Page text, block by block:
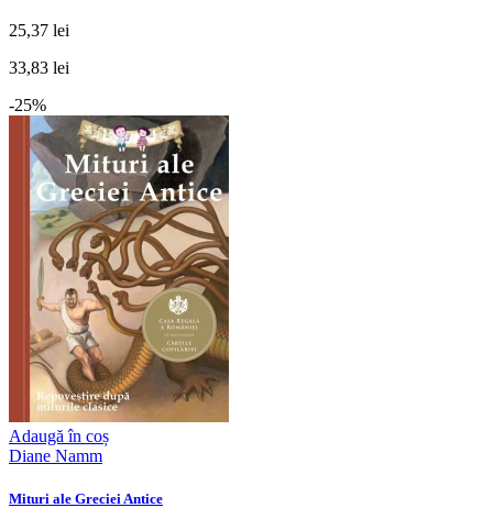
25,37 lei
33,83 lei
-25%
Adaugă în coș
Diane Namm
Mituri ale Greciei Antice